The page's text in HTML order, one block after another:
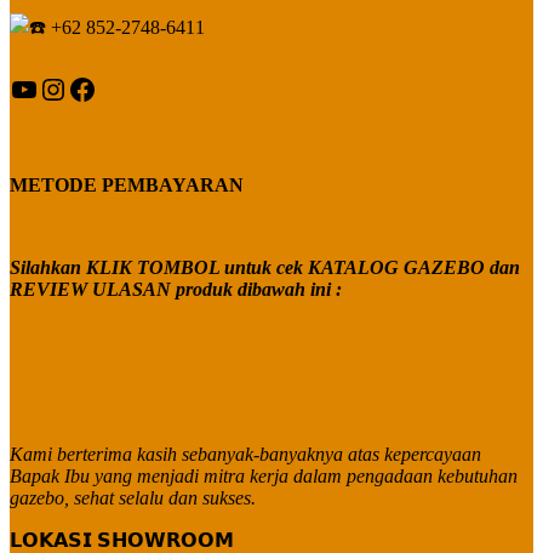
+62 852-2748-6411
YouTube
Instagram
Facebook
METODE PEMBAYARAN
Silahkan KLIK TOMBOL untuk cek KATALOG GAZEBO dan
REVIEW ULASAN produk dibawah ini :
Kami berterima kasih sebanyak-banyaknya atas kepercayaan
Bapak Ibu yang menjadi mitra kerja dalam pengadaan kebutuhan
gazebo, sehat selalu dan sukses.
𝗟𝗢𝗞𝗔𝗦𝗜 𝗦𝗛𝗢𝗪𝗥𝗢𝗢𝗠